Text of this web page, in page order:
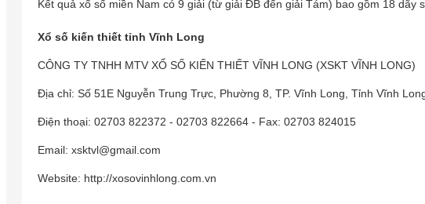
Kết quả xổ số miền Nam có 9 giải (từ giải ĐB đến giải Tám) bao gồm 18
Xổ số kiến thiết tỉnh Vĩnh Long
CÔNG TY TNHH MTV XỔ SỐ KIẾN THIẾT VĨNH LONG (XSKT VĨNH LONG)
Địa chỉ: Số 51E Nguyễn Trung Trực, Phường 8, TP. Vĩnh Long, Tỉnh Vĩnh
Điện thoại: 02703 822372 - 02703 822664 - Fax: 02703 824015
Email: xsktvl@gmail.com
Website: http://xosovinhlong.com.vn